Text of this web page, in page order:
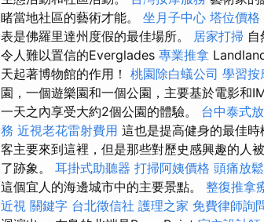
睹當地社區的藝術才能。 坐月子中心 塔位價格
表是佛羅里達州度假的最佳場所。 居家打掃
令人難以置信的Everglades 專業推拿
天起著博物館的作用！ 桃園除白蟻公司 學習按
園，一個遊樂園和一個公園，主要基於電影和
一天之內享受大約2個公園的體驗。 台中泰式
務 近視老花雷射費用 這也是提高健身的最佳
客主要來到這裡，但是那些對歷史感興趣的人
了跡象。 耳掛式助聽器 打掃阿姨價格 頭痛放
這個宜人的海邊城市中的主要景點。 整復推拿
近視 關鍵字 台北徵信社 護理之家 免費律師詢